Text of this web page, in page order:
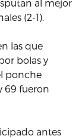
al mejor
(2-1).
las que
bolas y
ponche
69 fueron
antes